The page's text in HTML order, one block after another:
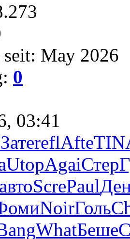
May 2026
0
03:41
ЗатеreflAfte
UtopAgaiСтер
автоScrePaul
NoirГоль
WhatБеше